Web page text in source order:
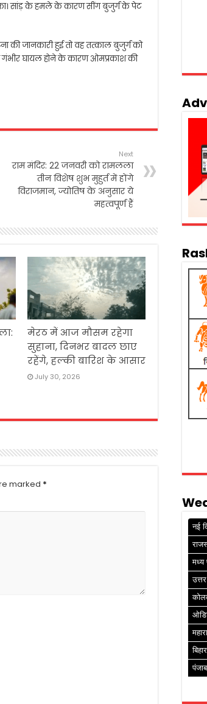
सांड़ के हमले के कारण सींग बुजुर्ग के पेट
की जानकारी हुई तो वह तत्काल बुजुर्ग को
घायल होने के कारण ओमप्रकाश की
Next
राम मंदिर: 22 जनवरी को रामलला
तीन विशेष शुभ मुहुर्त में होंगे
विराजमान, ज्योतिष के अनुसार ये
महत्वपूर्ण हैं
मेरठ में आज मौसम रहेगा
सुहाना, दिनभर बादल छाए
रहेंगे, हल्की बारिश के आसार
July 30, 2026
marked *
नई
मध्य
बिहार
पंजाब